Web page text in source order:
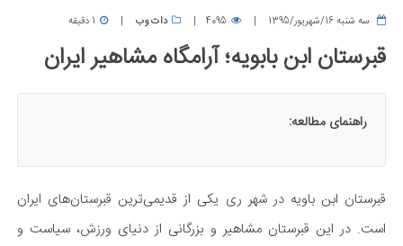
سه شنبه 16/شهریور/1395 4095 دات وب 1 دقیقه
قبرستان ابن بابویه؛ آرامگاه مشاهیر ایران
راهنمای مطالعه:
قبرستان ابن باویه در شهر ری یکی از قدیمی‌ترین قبرستان‌های ایران
است. در این قبرستان مشاهیر و بزرگانی از دنیای ورزش، سیاست و